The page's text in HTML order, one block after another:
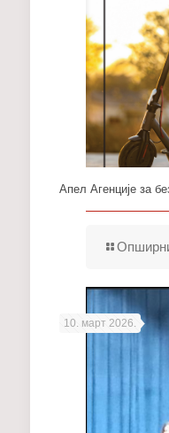
Апел Агенције за
10. март 2026.